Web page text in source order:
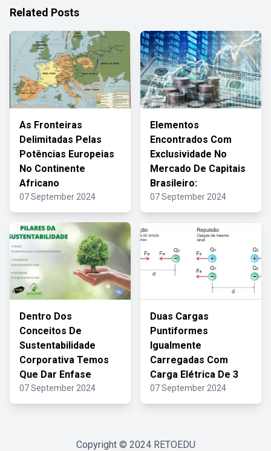
Related Posts
As Fronteiras
Delimitadas Pelas
Potências Europeias
No Continente
Africano
07 September 2024
Elementos
Encontrados Com
Exclusividade No
Mercado De Capitais
Brasileiro:
07 September 2024
Dentro Dos
Conceitos De
Sustentabilidade
Corporativa Temos
Que Dar Enfase
07 September 2024
Duas Cargas
Puntiformes
Igualmente
Carregadas Com
Carga Elétrica De 3
07 September 2024
Copyright © 2024 RETOEDU